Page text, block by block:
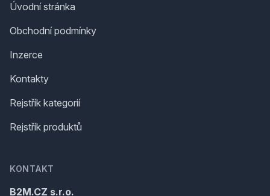
Úvodní stránka
Obchodní podmínky
Inzerce
Kontakty
Rejstřík kategorií
Rejstřík produktů
KONTAKT
B2M.CZ s.r.o.